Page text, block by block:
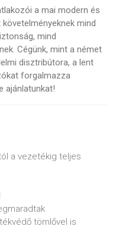
a mai modern és
mind
mind
Cégünk, mint a német
disztribútora, a lent
forgalmazza
ajánlatunkat!
a vezetékig teljes
tömlővel is